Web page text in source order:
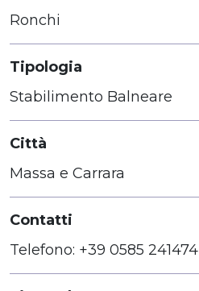
Ronchi
Tipologia
Stabilimento Balneare
Città
Massa e Carrara
Contatti
Telefono: +39 0585 241474